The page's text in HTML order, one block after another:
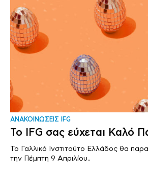
ΑΝΑΚΟΙΝΩΣΕΙΣ IFG
Το IFG σας εύχεται Καλό
Το Γαλλικό Ινστιτούτο Ελλάδος θα
την Πέμπτη 9 Απριλίου..